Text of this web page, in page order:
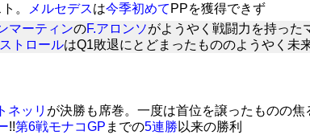
。 メルセデスは今季初めて PPを獲得できず
マーティンのF.アロンソがようやく戦闘力を持った
トロールはQ1敗退にとどまったもののようやく未
ネッリ が決勝も席巻。一度は首位を譲ったものの
!!第6戦モナコGP までの5連勝以来の勝利